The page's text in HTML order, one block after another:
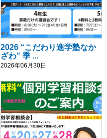
2026 “こだわり進学塾なか
ざわ“ 季 ...
2026年06月30日